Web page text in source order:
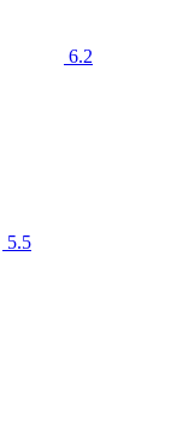
6.2
5.5